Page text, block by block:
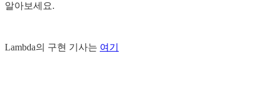
알아보세요.
Lambda의 구현 기사는 여기